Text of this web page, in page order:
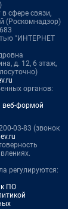
сфере связи,
(Роскомнадзор)
"ИНТЕРНЕТ
д. 12, 6 этаж,
органов:
веб-формой
03-83 (звонок
регулируются:
ПО